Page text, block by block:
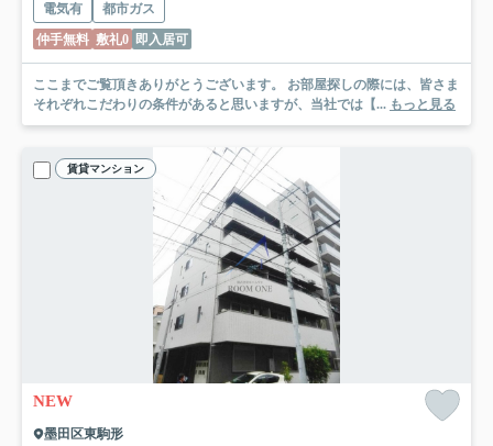
電気有
都市ガス
仲手無料 敷礼0 即入居可
ここまでご覧頂きありがとうございます。 お部屋探しの際には、皆さま
それぞれこだわりの条件があると思いますが、当社では【... もっと見る
賃貸マンション
NEW
墨田区東駒形